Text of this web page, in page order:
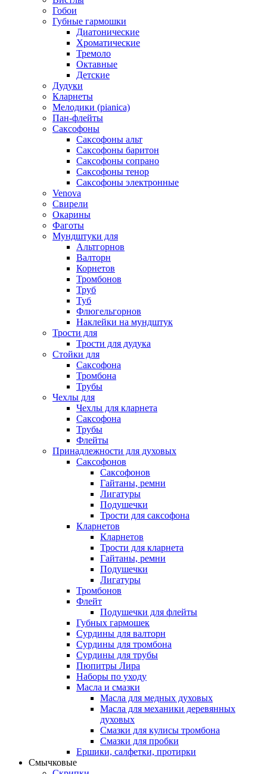
Гобои
Губные гармошки
Диатонические
Хроматические
Тремоло
Октавные
Детские
Дудуки
Кларнеты
Мелодики (pianica)
Пан-флейты
Саксофоны
Саксофоны альт
Саксофоны баритон
Саксофоны сопрано
Саксофоны тенор
Саксофоны электронные
Venova
Свирели
Окарины
Фаготы
Мундштуки для
Альтгорнов
Валторн
Корнетов
Тромбонов
Труб
Туб
Флюгельгорнов
Наклейки на мундштук
Трости для
Трости для дудука
Стойки для
Саксофона
Тромбона
Трубы
Чехлы для
Чехлы для кларнета
Саксофона
Трубы
Флейты
Принадлежности для духовых
Саксофонов
Саксофонов
Гайтаны, ремни
Лигатуры
Подушечки
Трости для саксофона
Кларнетов
Кларнетов
Трости для кларнета
Гайтаны, ремни
Подушечки
Лигатуры
Тромбонов
Флейт
Подушечки для флейты
Губных гармошек
Сурдины для валторн
Сурдины для тромбона
Сурдины для трубы
Пюпитры Лира
Наборы по уходу
Масла и смазки
Масла для медных духовых
Масла для механики деревянных
духовых
Смазки для кулисы тромбона
Смазки для пробки
Ершики, салфетки, протирки
Смычковые